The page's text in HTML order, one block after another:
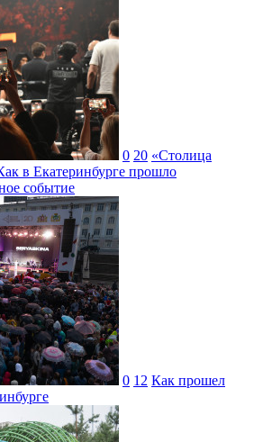
0 20 «Столица
в Екатеринбурге прошло
событие
0 12 Как прошел